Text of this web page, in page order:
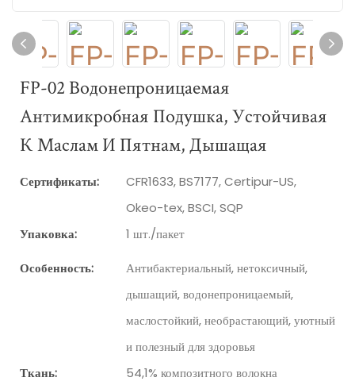
FP-02 Водонепроницаемая
Антимикробная Подушка, Устойчивая
К Маслам И Пятнам, Дышащая
Сертификаты:
CFR1633, BS7177, Certipur-US,
Okeo-tex, BSCI, SQP
Упаковка:
1 шт./пакет
Особенность:
Антибактериальный, нетоксичный,
дышащий, водонепроницаемый,
маслостойкий, необрастающий, уютный
и полезный для здоровья
Ткань:
54,1% композитного волокна